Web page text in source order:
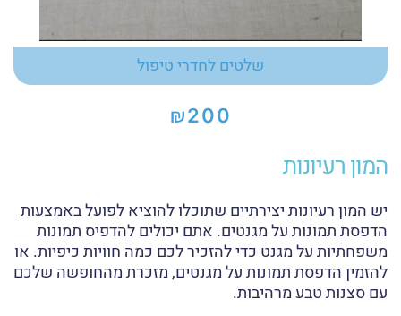
שלטים לחדרי טיפול
₪200
המון רעיונות
יש המון רעיונות יצירתיים שתוכלו להוציא לפועל באמצעות
הדפסת תמונות על מגנטים. אתם יכולים להדפיס תמונות
משפחתיות על מגנט כדי להזכיר לכם כמה חוויות כיפיות. או
להזמין הדפסת תמונות על מגנטים, מזכרת מהחופשה שלכם
עם סצנות טבע מרהיבות.